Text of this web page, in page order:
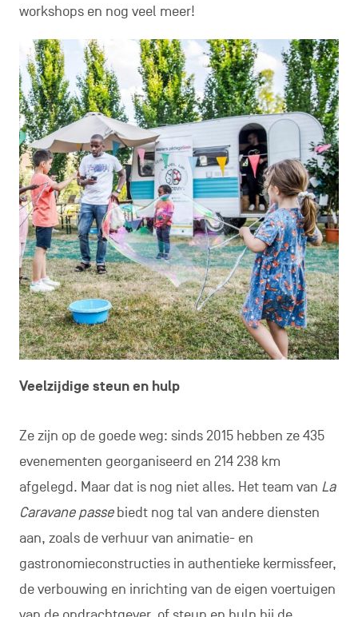
workshops en nog veel meer!
Veelzijdige steun en hulp
Ze zijn op de goede weg: sinds 2015 hebben ze 435
evenementen georganiseerd en 214 238 km
afgelegd. Maar dat is nog niet alles. Het team van La
Caravane passebiedt nog tal van andere diensten
aan, zoals de verhuur van animatie- en
gastronomieconstructies in authentieke kermissfeer,
de verbouwing en inrichting van de eigen voertuigen